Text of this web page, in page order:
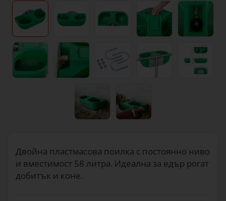
Двойна пластмасова поилка с постоянно ниво
и вместимост 58 литра. Идеална за едър рогат
добитък и коне.